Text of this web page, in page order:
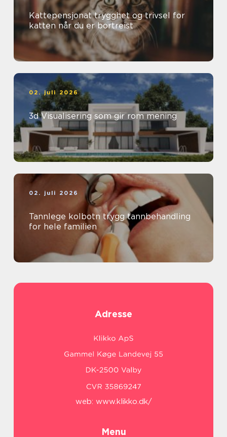
Kattepensjonat trygghet og trivsel for
katten når du er bortreist
02. juli 2026
3d Visualisering som gir rom mening
02. juli 2026
Tannlege kolbotn trygg tannbehandling
for hele familien
Adresse
web: www.klikko.dk/
Menu